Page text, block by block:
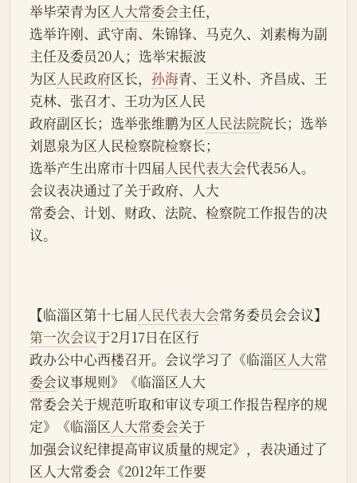
举毕荣青为区人大常委会主任，
选举许刚、武守南、朱锦锋、马克久、刘素梅为副
主任及委员20人；选举宋振波
为区人民政府区长， 孙海青、王义朴、齐昌成、王
克林、张召才、王功为区人民
政府副区长；选举张维鹏为区人民法院院长；选举
刘恩泉为区人民检察院检察长；
选举产生出席市十四届人民代表大会代表56人。
会议表决通过了关于政府、人大
常委会、计划、财政、法院、检察院工作报告的决
议。
【临淄区第十七届人民代表大会
第一次会议于2月17日在区行
政办公中心西楼召开。会议学习了《临淄区人大常
委会议事规则》《临淄区人大
常委会关于规范听取和审议专项工作报告程序的规
定》《临淄区人大常委会关于
加强会议纪律提高审议质量的规定》，表决通过了
区人大常委会《2012年工作要